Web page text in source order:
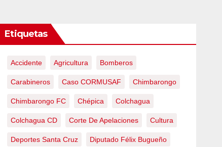
Etiquetas
Accidente Agricultura Bomberos
Carabineros Caso CORMUSAF Chimbarongo
Chimbarongo FC Chépica Colchagua
Colchagua CD Corte De Apelaciones Cultura
Deportes Santa Cruz Diputado Félix Bugueño